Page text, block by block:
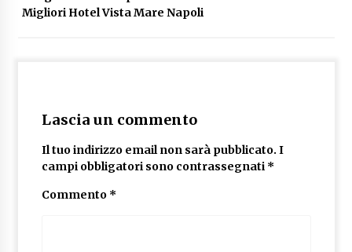
Migliori Hotel Vista Mare Napoli
Lascia un commento
Il tuo indirizzo email non sarà pubblicato. I
campi obbligatori sono contrassegnati *
Commento *